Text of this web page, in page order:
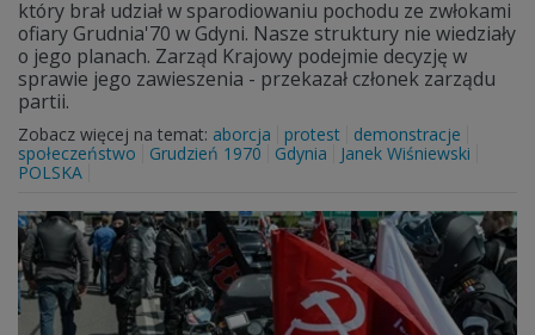
który brał udział w sparodiowaniu pochodu ze zwłokami
ofiary Grudnia'70 w Gdyni. Nasze struktury nie wiedziały
o jego planach. Zarząd Krajowy podejmie decyzję w
sprawie jego zawieszenia - przekazał członek zarządu
partii.
Zobacz więcej na temat: aborcja protest
demonstracje
społeczeństwo
Grudzień 1970 Gdynia
Janek Wiśniewski
POLSKA